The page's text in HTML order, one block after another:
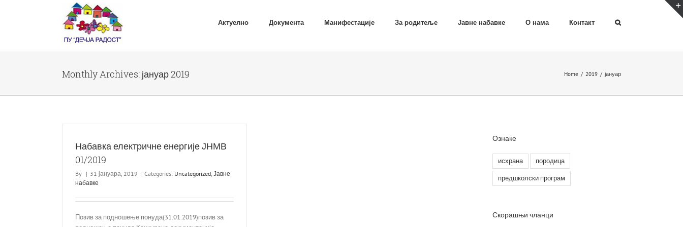
Актуелно Документа Манифестације За родитеље Јавне набавке О нама Контакт
Monthly Archives: јануар 2019 Home / 2019 / јануар
Набавка електричне енергије ЈНМВ
01/2019
By | 31 јануара, 2019 | Categories: Uncategorized, Јавне
набавке
Позив за подношење понуда(31.01.2019)позив за
Ознаке
исхрана
породица
предшколски програм
Скорашњи чланци